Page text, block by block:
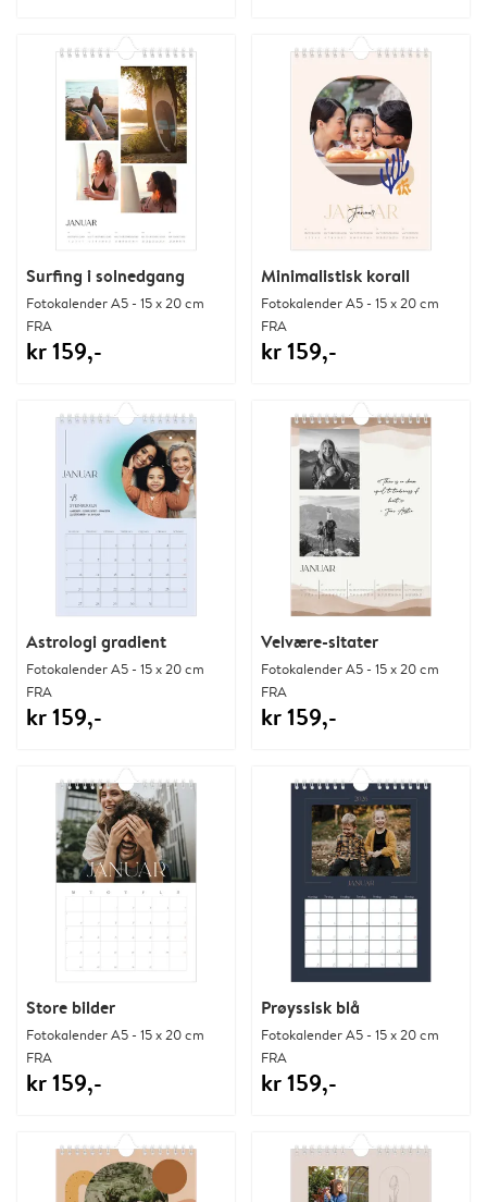
Surfing i solnedgang
Fotokalender A5 - 15 x 20 cm
FRA
kr 159,-
Minimalistisk korall
Fotokalender A5 - 15 x 20 cm
FRA
kr 159,-
Astrologi gradient
Fotokalender A5 - 15 x 20 cm
FRA
kr 159,-
Velvære-sitater
Fotokalender A5 - 15 x 20 cm
FRA
kr 159,-
Store bilder
Fotokalender A5 - 15 x 20 cm
FRA
kr 159,-
Prøyssisk blå
Fotokalender A5 - 15 x 20 cm
FRA
kr 159,-